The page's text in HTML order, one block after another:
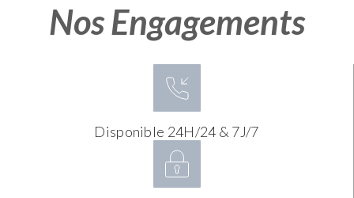
Nos Engagements
Disponible 24H/24 & 7J/7